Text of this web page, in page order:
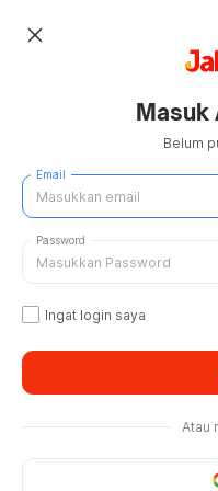
close
Masuk
Belum
Email
Password
Ingat login saya
Atau